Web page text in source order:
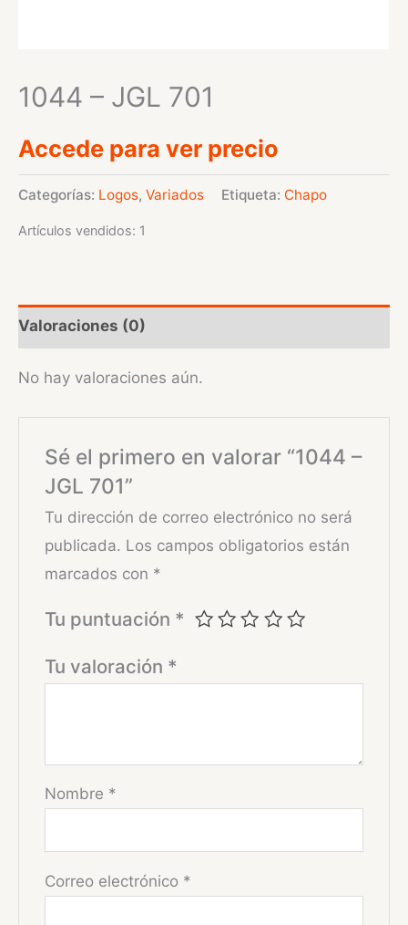
1044 – JGL 701
Accede para ver precio
Categorías: Logos, Variados Etiqueta: Chapo
Artículos vendidos: 1
Valoraciones (0)
No hay valoraciones aún.
Sé el primero en valorar “1044 –
JGL 701”
Tu dirección de correo electrónico no será
publicada. Los campos obligatorios están
marcados con *
Tu puntuación *
Tu valoración *
Nombre *
Correo electrónico *